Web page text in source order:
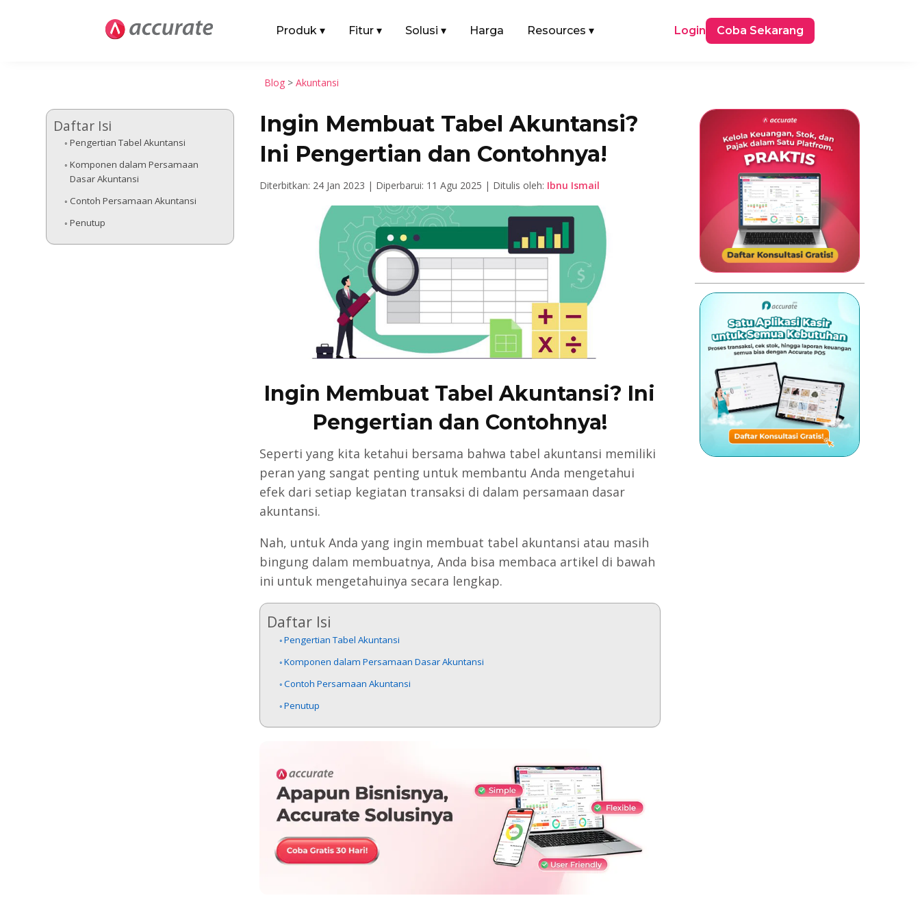
Produk ▾ Fitur ▾ Solusi ▾ Harga Resources ▾ Login Coba Sekarang
Blog >Akuntansi
Daftar Isi
Pengertian Tabel Akuntansi
Komponen dalam Persamaan
Dasar Akuntansi
Contoh Persamaan Akuntansi
Penutup
Ingin Membuat Tabel Akuntansi?
Ini Pengertian dan Contohnya!
Diterbitkan: 24 Jan 2023 | Diperbarui: 11 Agu 2025 | Ditulis oleh: Ibnu Ismail
Ingin Membuat Tabel Akuntansi? Ini
Pengertian dan Contohnya!
Seperti yang kita ketahui bersama bahwa tabel akuntansi memiliki
peran yang sangat penting untuk membantu Anda mengetahui
efek dari setiap kegiatan transaksi di dalam persamaan dasar
akuntansi.
Nah, untuk Anda yang ingin membuat tabel akuntansi atau masih
bingung dalam membuatnya, Anda bisa membaca artikel di bawah
ini untuk mengetahuinya secara lengkap.
Daftar Isi
Pengertian Tabel Akuntansi
Komponen dalam Persamaan Dasar Akuntansi
Contoh Persamaan Akuntansi
Penutup